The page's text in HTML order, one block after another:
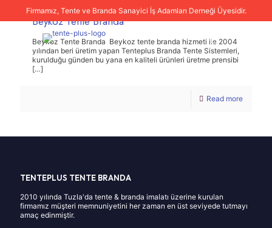
Firmamız, Tente ve Branda Sanayici İş Adamları Derneği Üyesidir.
Beykoz Tente Branda
Beykoz Tente Branda Beykoz tente branda hizmeti ile 2004
yılından beri üretim yapan Tenteplus Branda Tente Sistemleri,
kurulduğu günden bu yana en kaliteli ürünleri üretme prensibi
[…]
Read more
TENTEPLUS TENTE BRANDA
2010 yılında Tuzla'da tente & branda imalatı üzerine kurulan
firmamız müşteri memnuniyetini her zaman en üst seviyede tutmayı
amaç edinmiştir.